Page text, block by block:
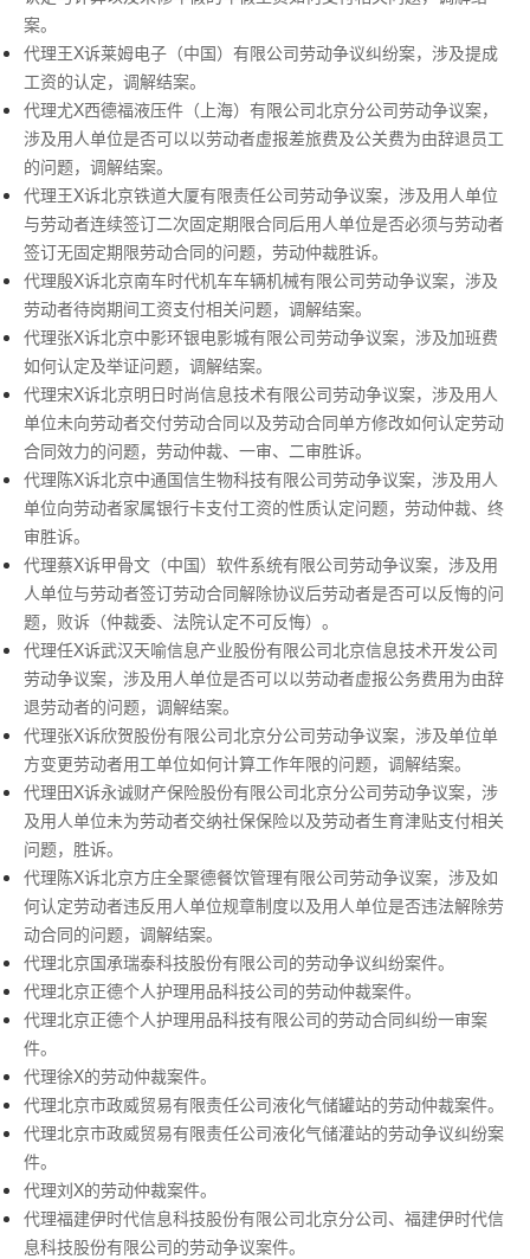
案。
代理王X诉莱姆电子（中国）有限公司劳动争议纠纷案，涉及提成
工资的认定，调解结案。
代理尤X西德福液压件（上海）有限公司北京分公司劳动争议案，
涉及用人单位是否可以以劳动者虚报差旅费及公关费为由辞退员工
的问题，调解结案。
代理王X诉北京铁道大厦有限责任公司劳动争议案，涉及用人单位
与劳动者连续签订二次固定期限合同后用人单位是否必须与劳动者
签订无固定期限劳动合同的问题，劳动仲裁胜诉。
代理殷X诉北京南车时代机车车辆机械有限公司劳动争议案，涉及
劳动者待岗期间工资支付相关问题，调解结案。
代理张X诉北京中影环银电影城有限公司劳动争议案，涉及加班费
如何认定及举证问题，调解结案。
代理宋X诉北京明日时尚信息技术有限公司劳动争议案，涉及用人
单位未向劳动者交付劳动合同以及劳动合同单方修改如何认定劳动
合同效力的问题，劳动仲裁、一审、二审胜诉。
代理陈X诉北京中通国信生物科技有限公司劳动争议案，涉及用人
单位向劳动者家属银行卡支付工资的性质认定问题，劳动仲裁、终
审胜诉。
代理蔡X诉甲骨文（中国）软件系统有限公司劳动争议案，涉及用
人单位与劳动者签订劳动合同解除协议后劳动者是否可以反悔的问
题，败诉（仲裁委、法院认定不可反悔）。
代理任X诉武汉天喻信息产业股份有限公司北京信息技术开发公司
劳动争议案，涉及用人单位是否可以以劳动者虚报公务费用为由辞
退劳动者的问题，调解结案。
代理张X诉欣贺股份有限公司北京分公司劳动争议案，涉及单位单
方变更劳动者用工单位如何计算工作年限的问题，调解结案。
代理田X诉永诚财产保险股份有限公司北京分公司劳动争议案，涉
及用人单位未为劳动者交纳社保保险以及劳动者生育津贴支付相关
问题，胜诉。
代理陈X诉北京方庄全聚德餐饮管理有限公司劳动争议案，涉及如
何认定劳动者违反用人单位规章制度以及用人单位是否违法解除劳
动合同的问题，调解结案。
代理北京国承瑞泰科技股份有限公司的劳动争议纠纷案件。
代理北京正德个人护理用品科技公司的劳动仲裁案件。
代理北京正德个人护理用品科技有限公司的劳动合同纠纷一审案
件。
代理徐X的劳动仲裁案件。
代理北京市政威贸易有限责任公司液化气储罐站的劳动仲裁案件。
代理北京市政威贸易有限责任公司液化气储灌站的劳动争议纠纷案
件。
代理刘X的劳动仲裁案件。
代理福建伊时代信息科技股份有限公司北京分公司、福建伊时代信
息科技股份有限公司的劳动争议案件。